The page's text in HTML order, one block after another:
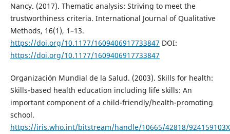
Nancy. (2017). Thematic analysis: Striving to meet the
trustworthiness criteria. International Journal of Qualitative
Methods, 16(1), 1–13.
https://doi.org/10.1177/1609406917733847 DOI:
https://doi.org/10.1177/1609406917733847
Organización Mundial de la Salud. (2003). Skills for health:
Skills-based health education including life skills: An
important component of a child-friendly/health-promoting
school.
https://iris.who.int/bitstream/handle/10665/42818/